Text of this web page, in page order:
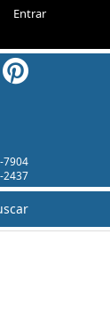
Entrar
7904
2437